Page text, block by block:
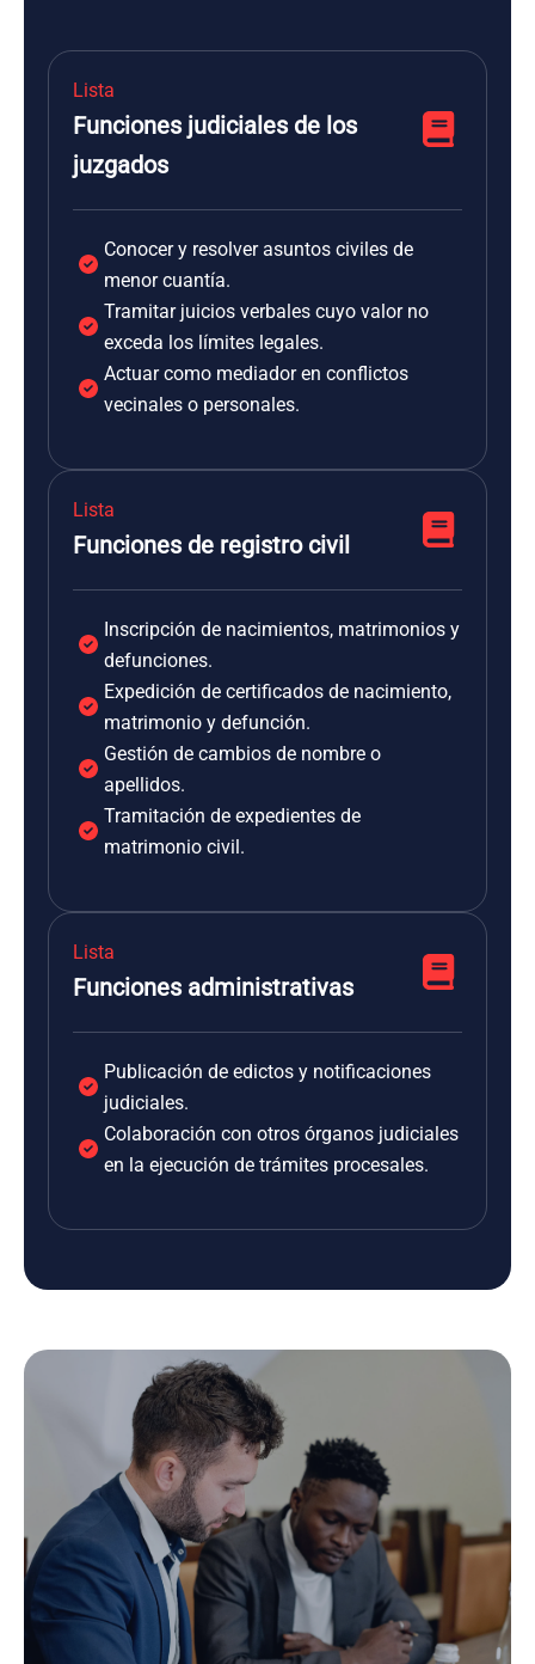
Lista
Funciones judiciales de los
juzgados
Conocer y resolver asuntos civiles de
menor cuantía.
Tramitar juicios verbales cuyo valor no
exceda los límites legales.
Actuar como mediador en conflictos
vecinales o personales.
Lista
Funciones de registro civil
Inscripción de nacimientos, matrimonios y
defunciones.
Expedición de certificados de nacimiento,
matrimonio y defunción.
Gestión de cambios de nombre o
apellidos.
Tramitación de expedientes de
matrimonio civil.
Lista
Funciones administrativas
Publicación de edictos y notificaciones
judiciales.
Colaboración con otros órganos judiciales
en la ejecución de trámites procesales.